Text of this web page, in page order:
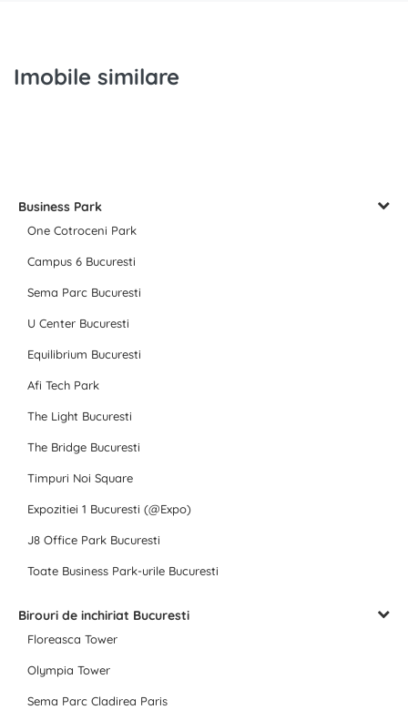
Imobile similare
Business Park
One Cotroceni Park
Campus 6 Bucuresti
Sema Parc Bucuresti
U Center Bucuresti
Equilibrium Bucuresti
Afi Tech Park
The Light Bucuresti
The Bridge Bucuresti
Timpuri Noi Square
Expozitiei 1 Bucuresti (@Expo)
J8 Office Park Bucuresti
Toate Business Park-urile Bucuresti
Birouri de inchiriat Bucuresti
Floreasca Tower
Olympia Tower
Sema Parc Cladirea Paris